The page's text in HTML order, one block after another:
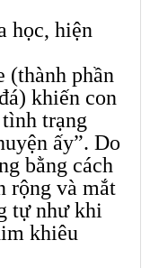
học, hiện
(thành phần
khiến con
trạng
ấy”. Do
bằng cách
rộng và mắt
tự như khi
khiêu